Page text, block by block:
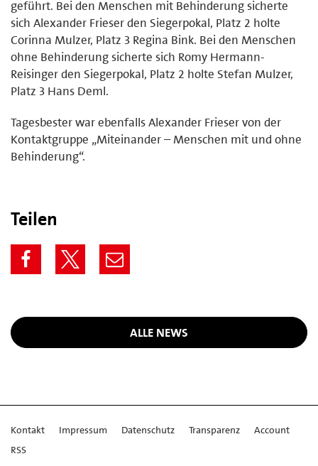
geführt. Bei den Menschen mit Behinderung sicherte
sich Alexander Frieser den Siegerpokal, Platz 2 holte
Corinna Mulzer, Platz 3 Regina Bink. Bei den Menschen
ohne Behinderung sicherte sich Romy Hermann-
Reisinger den Siegerpokal, Platz 2 holte Stefan Mulzer,
Platz 3 Hans Deml.
Tagesbester war ebenfalls Alexander Frieser von der
Kontaktgruppe „Miteinander – Menschen mit und ohne
Behinderung“.
Teilen
ALLE NEWS
Kontakt Impressum Datenschutz Transparenz
Account
RSS